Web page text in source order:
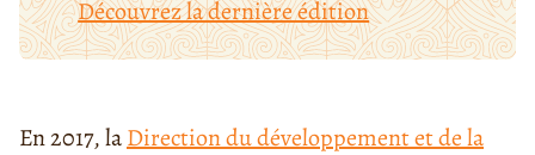
Découvrez la dernière édition
En 2017, laDirection du développement et de la